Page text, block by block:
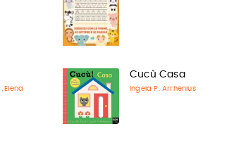
, Elena
Cucù Casa
Ingela P. Arrhenius